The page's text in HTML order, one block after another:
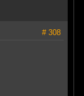
# 308